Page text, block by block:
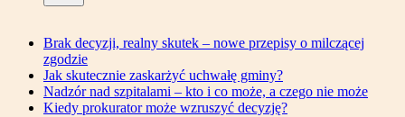
Brak decyzji, realny skutek – nowe przepisy o milczącej
zgodzie
Jak skutecznie zaskarżyć uchwałę gminy?
Nadzór nad szpitalami – kto i co może, a czego nie może
Kiedy prokurator może wzruszyć decyzję?